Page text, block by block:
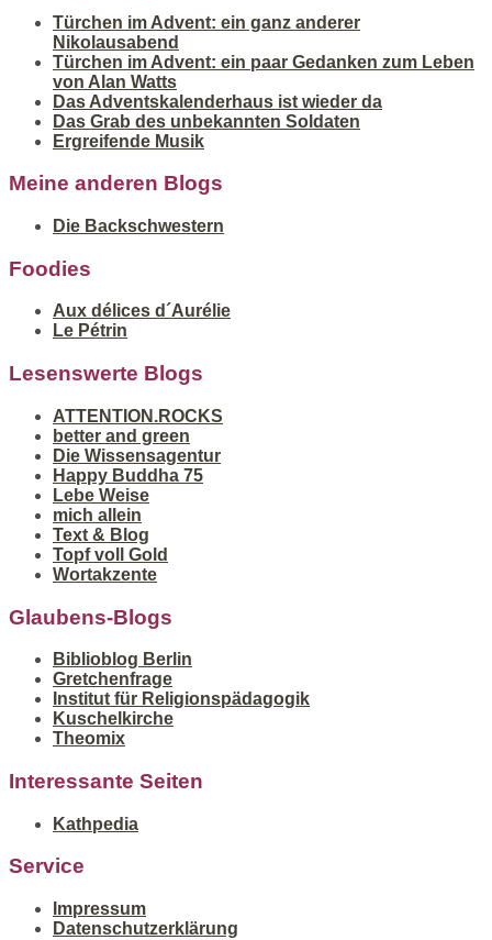
Türchen im Advent: ein ganz anderer
Nikolausabend
Türchen im Advent: ein paar Gedanken zum Leben
von Alan Watts
Das Adventskalenderhaus ist wieder da
Das Grab des unbekannten Soldaten
Ergreifende Musik
Meine anderen Blogs
Die Backschwestern
Foodies
Aux délices d´Aurélie
Le Pétrin
Lesenswerte Blogs
ATTENTION.ROCKS
better and green
Die Wissensagentur
Happy Buddha 75
Lebe Weise
mich allein
Text & Blog
Topf voll Gold
Wortakzente
Glaubens-Blogs
Biblioblog Berlin
Gretchenfrage
Institut für Religionspädagogik
Kuschelkirche
Theomix
Interessante Seiten
Kathpedia
Service
Impressum
Datenschutzerklärung